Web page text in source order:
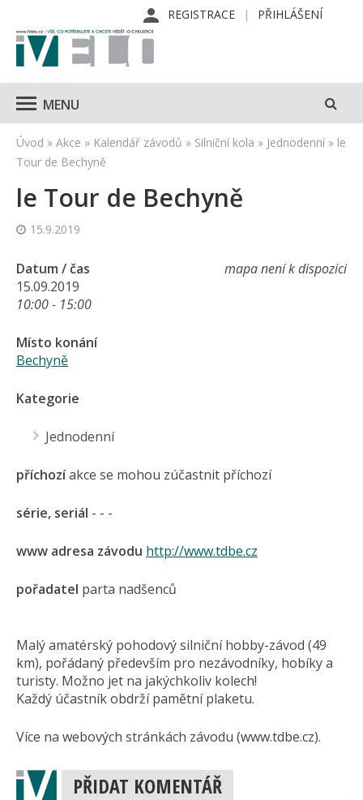
REGISTRACE PŘIHLÁŠENÍ
MENU
Úvod » Akce » Kalendář závodů » Silniční kola » Jednodenní » le
Tour de Bechyně
le Tour de Bechyně
15.9.2019
mapa není k dispozici
Datum / čas
15.09.2019
10:00 - 15:00
Místo konání
Bechyně
Kategorie
Jednodenní
příchozíakce se mohou zúčastnit příchozí
série, seriál - - -
www adresa závodu http://www.tdbe.cz
pořadatel parta nadšenců
Malý amatérský pohodový silniční hobby-závod (49
km), pořádaný především pro nezávodníky, hobíky a
turisty. Možno jet na jakýchkoliv kolech!
Každý účastník obdrží pamětní plaketu.
Více na webových stránkách závodu (www.tdbe.cz).
PŘIDAT KOMENTÁŘ